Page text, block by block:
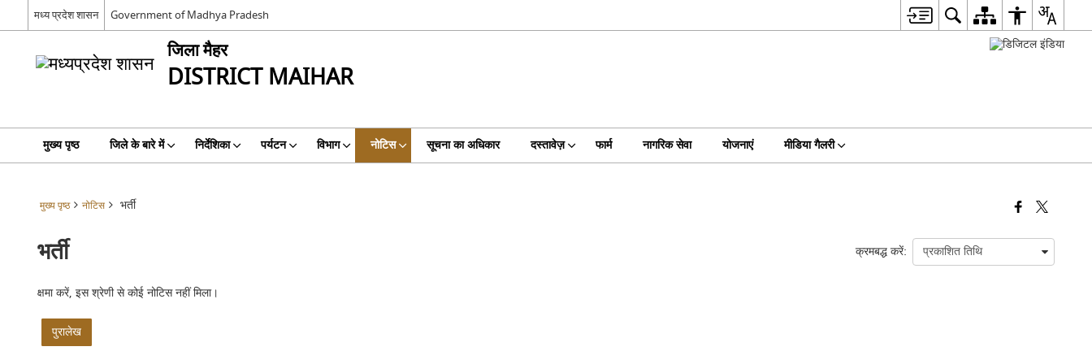
मध्य प्रदेश शासन Government of Madhya Pradesh
जिला मैहर
DISTRICT MAIHAR
मुख्य पृष्ठ जिले के बारे में निर्देशिका पर्यटन विभाग नोटिस सूचना का अधिकार दस्तावेज़ फार्म नागरिक सेवा योजनाएं मीडिया गैलरी
मुख्य पृष्ठ नोटिस भर्ती
भर्ती क्रमबद्ध करें:
क्षमा करें, इस श्रेणी से कोई नोटिस नहीं मिला।
पुरालेख